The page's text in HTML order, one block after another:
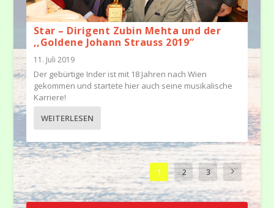
Star – Dirigent Zubin Mehta und der
,,Goldene Johann Strauss 2019″
11. Juli 2019
Der gebürtige Inder ist mit 18 Jahren nach Wien
gekommen und startete hier auch seine musikalische
Karriere!
WEITERLESEN
1 2 3